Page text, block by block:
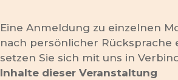
Eine Anmeldung zu einzelnen
nach persönlicher Rücksprache
setzen Sie sich mit uns in
Inhalte dieser Veranstaltung